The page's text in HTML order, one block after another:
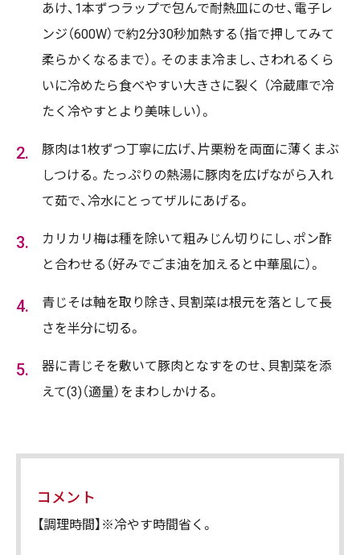
あけ、1本ずつラップで包んで耐熱皿にのせ、電子レ
ンジ（600W）で約2分30秒加熱する（指で押してみて
柔らかくなるまで）。そのまま冷まし、さわれるくら
いに冷めたら食べやすい大きさに裂く （冷蔵庫で冷
たく冷やすとより美味しい）。
豚肉は1枚ずつ丁寧に広げ、片栗粉を両面に薄くまぶ
しつける。たっぷりの熱湯に豚肉を広げながら入れ
て茹で、冷水にとってザルにあげる。
カリカリ梅は種を除いて粗みじん切りにし、ポン酢
と合わせる（好みでごま油を加えると中華風に）。
青じそは軸を取り除き、貝割菜は根元を落として長
さを半分に切る。
器に青じそを敷いて豚肉となすをのせ、貝割菜を添
えて(3)（適量）をまわしかける。
コメント
【調理時間】※冷やす時間省く。